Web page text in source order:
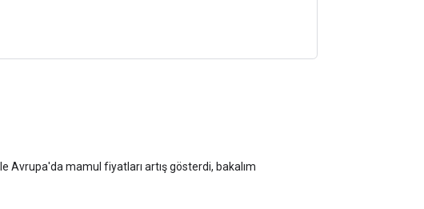
Avrupa'da mamul fiyatları artış gösterdi, bakalım